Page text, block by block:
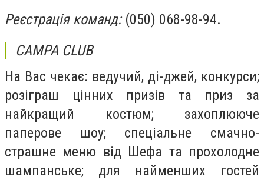
Реєстрація команд:(050) 068-98-94.
CAMPA CLUB
На Вас чекає: ведучий, ді-джей, конкурси;
розіграш цінних призів та приз за
найкращий костюм; захоплююче
паперове шоу; спеціальне смачно-
страшне меню від Шефа та прохолодне
шампанське; для найменших гостей